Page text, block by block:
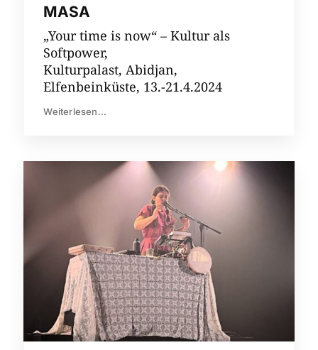
MASA
„Your time is now“ – Kultur als
Softpower,
Kulturpalast, Abidjan,
Elfenbeinküste, 13.-21.4.2024
Weiterlesen...